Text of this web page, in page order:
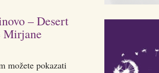
– Desert
Mirjane
možete pokazati